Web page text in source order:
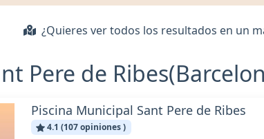
¿Quieres ver todos los resultados en un
Pere de
Piscina Municipal Sant Pere de Ribes
4.1 (107 opiniones )